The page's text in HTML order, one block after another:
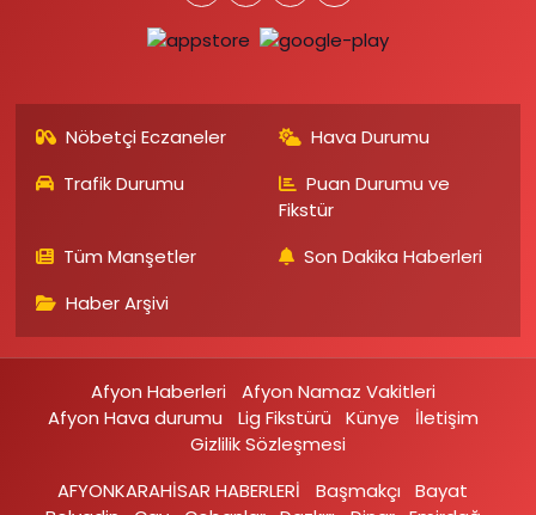
Nöbetçi Eczaneler
Hava Durumu
Trafik Durumu
Puan Durumu ve
Fikstür
Tüm Manşetler
Son Dakika Haberleri
Haber Arşivi
Afyon Haberleri
Afyon Namaz Vakitleri
Afyon Hava durumu
Lig Fikstürü Künye
İletişim
Gizlilik Sözleşmesi
AFYONKARAHİSAR HABERLERİ
Başmakçı
Bayat